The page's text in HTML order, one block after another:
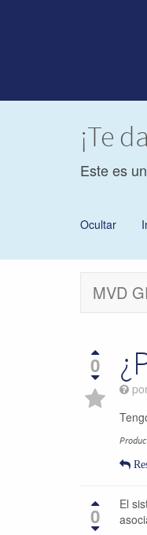
¡Te
Este es
Ocultar
MVD
0
0
El